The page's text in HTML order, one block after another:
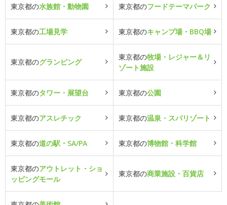
東京都の水族館・動物園 東京都のフードテーマパーク
東京都の工場見学 東京都のキャンプ場・BBQ場
東京都のグランピング
東京都の牧場・レジャー＆リ
ゾート施設
東京都のタワー・展望台 東京都の公園
東京都のアスレチック 東京都の温泉・スパリゾート
東京都の道の駅・SA/PA 東京都の博物館・科学館
東京都のアウトレット・ショ
ッピングモール
東京都の商業施設・百貨店